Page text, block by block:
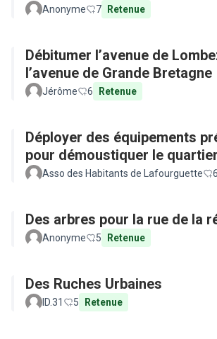
Anonyme 7 Retenue
Débitumer l’avenue de
l’avenue de Grande Bretagne
Jérôme 6 Retenue
Déployer des équipements
pour démoustiquer le quartier
Asso des Habitants de Lafourguette 6
Des arbres pour la rue de la
Anonyme 5 Retenue
Des Ruches Urbaines
ID.31 5 Retenue